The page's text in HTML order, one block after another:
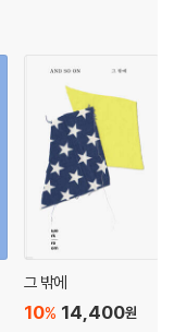
그 밖에
14,400원
10%